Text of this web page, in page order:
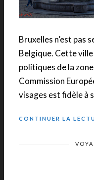
Bruxelles n’est pas
Belgique. Cette ville
politiques de la
Commission
visages est fidèle à
CONTINUER LA